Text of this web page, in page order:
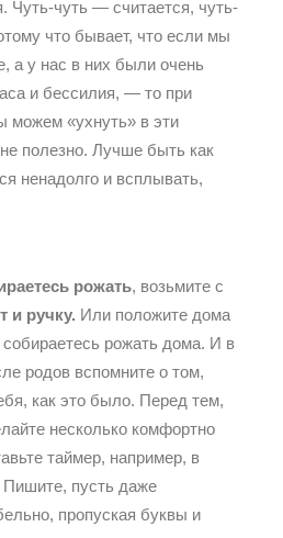
Чуть-чуть — считается, чуть-
что бывает, что если мы
а у нас в них были очень
и бессилия, — то при
можем «ухнуть» в эти
полезно. Лучше быть как
ненадолго и всплывать,
рожать, возьмите с
и ручку. Или положите дома
рожать дома. И в
родов вспомните о том,
как это было. Перед тем,
несколько комфортно
таймер, например, в
пусть даже
пропуская буквы и